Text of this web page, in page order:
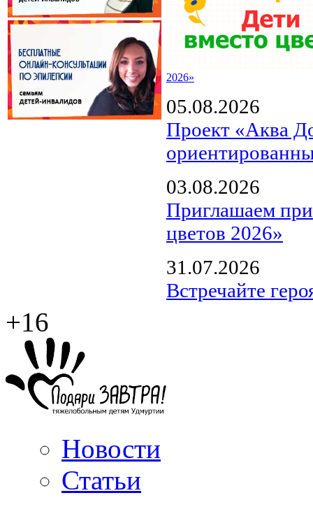
2026»
05.08.2026
Проект «Аква
03.08.2026
Приглашаем
цветов 2026»
31.07.2026
Встречайте
+16
Новости
Статьи